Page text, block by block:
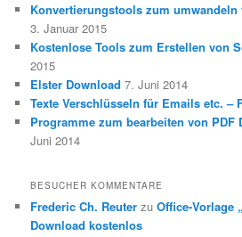
Konvertierungstools zum
3. Januar 2015
Kostenlose Tools zum Erstellen von
2015
Elster Download 7. Juni 2014
Texte Verschlüsseln für Emails etc. –
Programme zum bearbeiten von PDF
Juni 2014
BESUCHER KOMMENTARE
Frederic Ch. Reuter zuOffice-Vorlage
Download kostenlos